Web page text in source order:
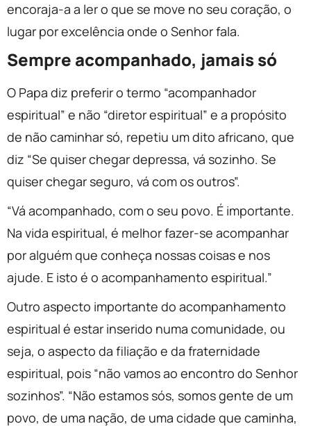
encoraja-a a ler o que se move no seu coração, o
lugar por excelência onde o Senhor fala.
Sempre acompanhado, jamais só
O Papa diz preferir o termo “acompanhador
espiritual” e não “diretor espiritual” e a propósito
de não caminhar só, repetiu um dito africano, que
diz “Se quiser chegar depressa, vá sozinho. Se
quiser chegar seguro, vá com os outros”.
“Vá acompanhado, com o seu povo. É importante.
Na vida espiritual, é melhor fazer-se acompanhar
por alguém que conheça nossas coisas e nos
ajude. E isto é o acompanhamento espiritual.”
Outro aspecto importante do acompanhamento
espiritual é estar inserido numa comunidade, ou
seja, o aspecto da filiação e da fraternidade
espiritual, pois “não vamos ao encontro do Senhor
sozinhos”. “Não estamos sós, somos gente de um
povo, de uma nação, de uma cidade que caminha,